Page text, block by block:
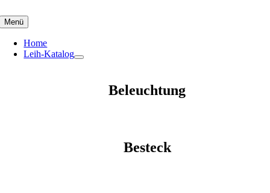
to
content
Menü
Home
Leih-Katalog
Beleuchtung
Besteck